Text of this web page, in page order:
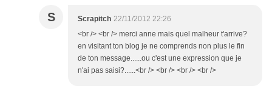
S Scrapitch 22/11/2012 22:26
<br /> <br /> merci anne mais quel malheur t'arrive?
en visitant ton blog je ne comprends non plus le fin
de ton message......ou c'est une expression que je
n'ai pas saisi?......<br /> <br /> <br /> <br />